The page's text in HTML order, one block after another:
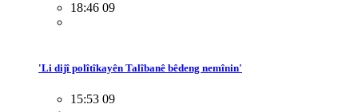
18:46 09
'Li dijî polîtîkayên Talîbanê bêdeng nemînin'
15:53 09